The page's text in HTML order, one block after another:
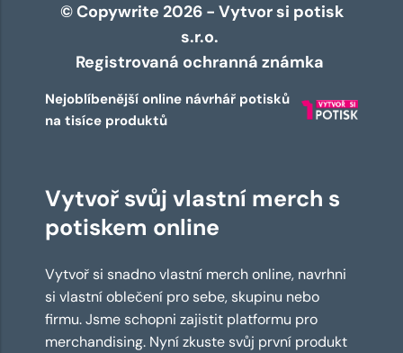
© Copywrite 2026 - Vytvor si potisk
s.r.o.
Registrovaná ochranná známka
Nejoblíbenější online návrhář potisků
na tisíce produktů
Vytvoř svůj vlastní merch s
potiskem online
Vytvoř si snadno vlastní merch online, navrhni
si vlastní oblečení pro sebe, skupinu nebo
firmu. Jsme schopni zajistit platformu pro
merchandising. Nyní zkuste svůj první produkt